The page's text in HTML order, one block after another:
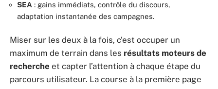
SEA : gains immédiats, contrôle du discours,
adaptation instantanée des campagnes.
Miser sur les deux à la fois, c’est occuper un
maximum de terrain dans les résultats moteurs de
recherche et capter l’attention à chaque étape du
parcours utilisateur. La course à la première page